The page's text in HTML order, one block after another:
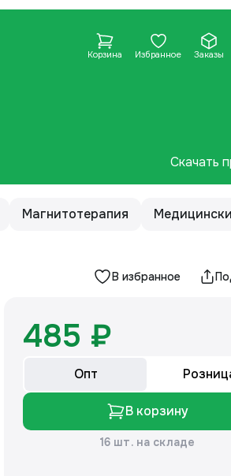
Корзина Избранное Заказы
Скачать
Магнитотерапия
В избранное
485 ₽
Опт
В корзину
16 шт. на складе